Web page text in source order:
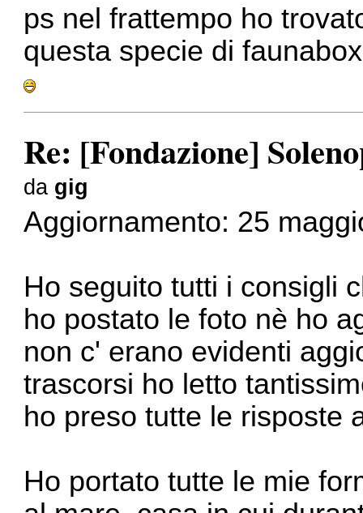
ps nel frattempo ho
questa specie di
Re: [Fondazione]
da gig
Aggiornamento: 25
Ho seguito tutti i consigli
ho postato le foto nè ho
non c' erano evidenti
trascorsi ho letto
ho preso tutte le risposte
Ho portato tutte le mie